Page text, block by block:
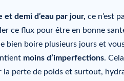
et demi d’eau par jour, ce n’est
ce flux pour être en bonne
bien boire plusieurs jours et
moins d’imperfections.
la perte de poids et surtout,